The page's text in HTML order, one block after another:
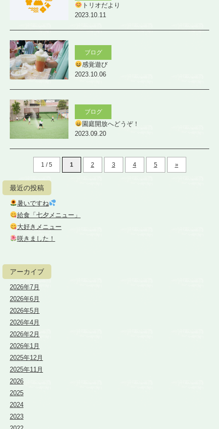
トリオだより
2023.10.11
ブログ
感覚遊び
2023.10.06
ブログ
園庭開放へどうぞ！
2023.09.20
1 / 5 1 2 3 4 5 »
最近の投稿
暑いですね
給食「七夕メニュー」
大好きメニュー
咲きました！
アーカイブ
2026年7月
2026年6月
2026年5月
2026年4月
2026年2月
2026年1月
2025年12月
2025年11月
2026
2025
2024
2023